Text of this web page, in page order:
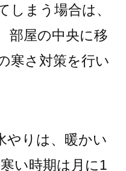
しまう場合は、
部屋の中央に移
寒さ対策を行い
やりは、暖かい
い時期は月に1